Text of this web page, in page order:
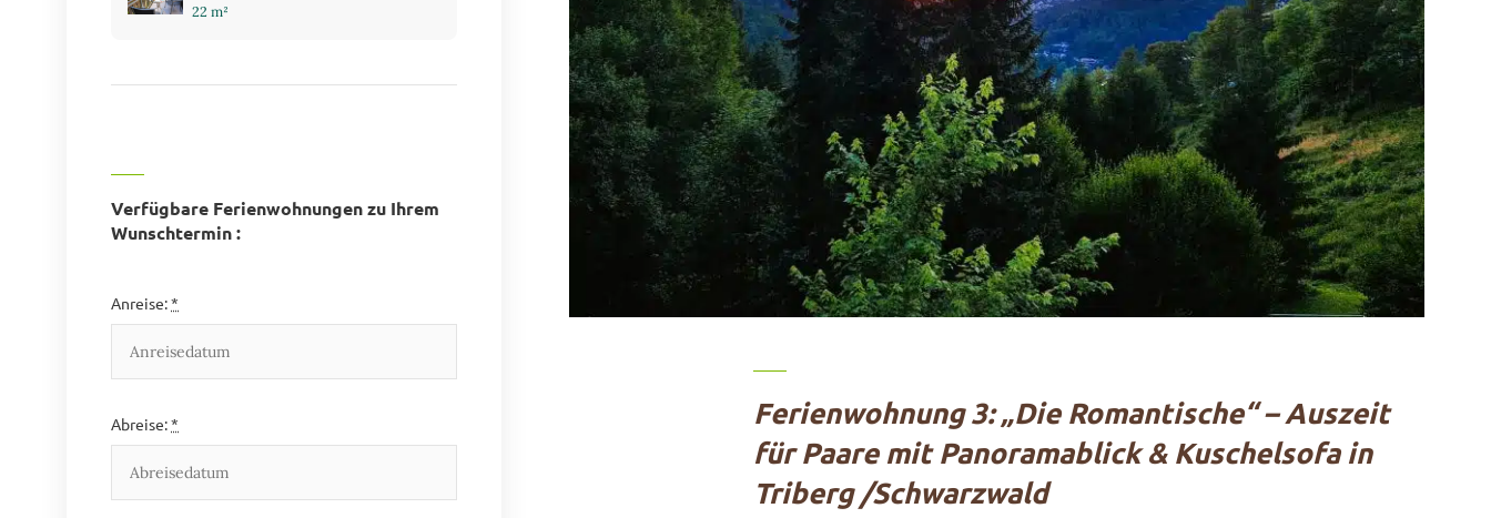
Ferienwohnung 3: „Die Romantische“ – Auszeit
für Paare mit Panoramablick & Kuschelsofa in
Triberg /Schwarzwald
22 m²
Verfügbare Ferienwohnungen zu Ihrem
Wunschtermin :
Anreise:*
Abreise:*